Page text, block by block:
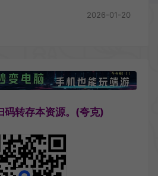
2026-01-20
码转存本资源。(夸克)